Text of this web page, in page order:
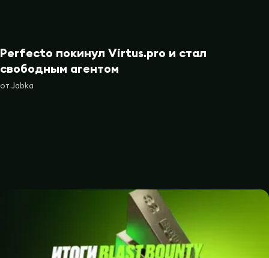
Perfecto покинул Virtus.pro и стал
свободным агентом
от Jabka